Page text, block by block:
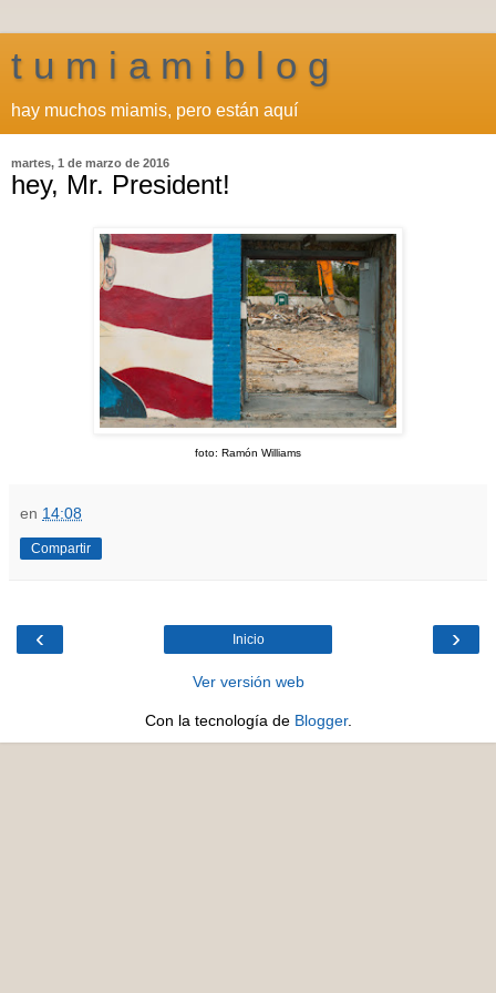
t u m i a m i b l o g
hay muchos miamis, pero están aquí
martes, 1 de marzo de 2016
hey, Mr. President!
foto: Ramón Williams
en 14:08
Compartir
‹ ›
Inicio
Ver versión web
Con la tecnología de Blogger.